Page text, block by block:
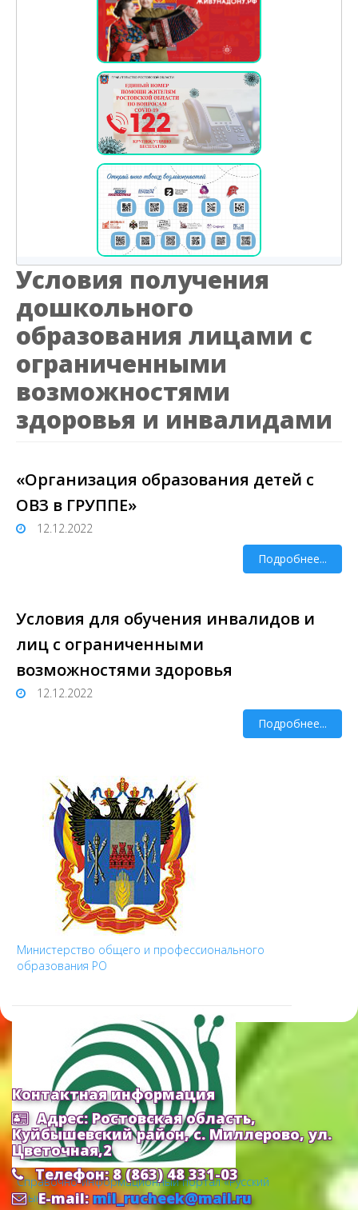
Условия получения
дошкольного
образования лицами с
ограниченными
возможностями
здоровья и инвалидами
«Организация образования детей с
ОВЗ в ГРУППЕ»
12.12.2022
Подробнее...
Условия для обучения инвалидов и
лиц с ограниченными
возможностями здоровья
12.12.2022
Подробнее...
Министерство общего и профессионального
образования РО
Cправочно-информационный портал «Русский
язык»
Контактная информация
Адрес: Ростовская область,
Куйбышевский район, с. Миллерово, ул.
Цветочная,2
Телефон: 8 (863) 48 331-03
E-mail:mil_rucheek@mail.ru